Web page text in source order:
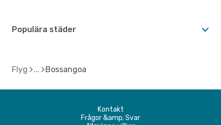
Populära städer
Flyg Bossangoa
Kontakt
Frågor &amp; Svar